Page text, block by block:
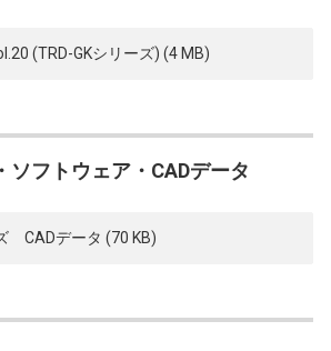
(TRD-GKシリーズ) (4 MB)
ソフトウェア・CADデータ
CADデータ (70 KB)